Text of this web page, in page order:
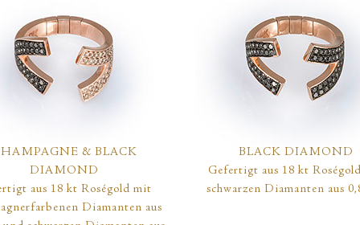
& BLACK
DIAMOND
aus 18 kt Roségold mit
Diamanten aus
BLACK DIAMOND
Gefertigt aus 18 kt
schwarzen Diamanten aus